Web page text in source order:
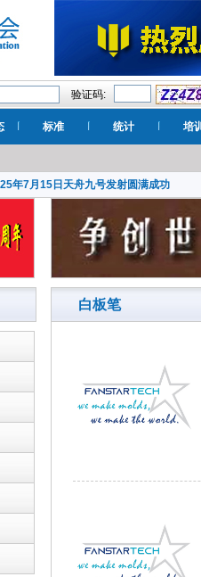
验证码:
标准 统计 培
年7月15日天舟九号发射圆满成功
白板笔